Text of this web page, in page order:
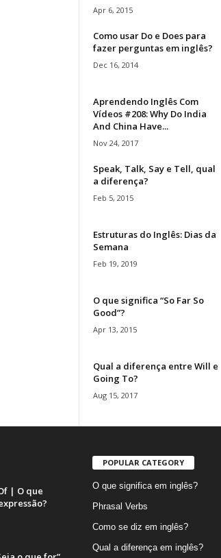
Apr 6, 2015
Como usar Do e Does para
fazer perguntas em inglês?
Dec 16, 2014
Aprendendo Inglês Com
Vídeos #208: Why Do India
And China Have...
Nov 24, 2017
Speak, Talk, Say e Tell, qual
a diferença?
Feb 5, 2015
Estruturas do Inglês: Dias da
Semana
Feb 19, 2019
O que significa “So Far So
Good”?
Apr 13, 2015
Qual a diferença entre Will e
Going To?
Aug 15, 2017
| O que
POPULAR CATEGORY
O que significa em inglês?
Phrasal Verbs
Como se diz em inglês?
Qual a diferença em inglês?